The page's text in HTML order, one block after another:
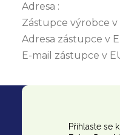
Adresa :
Zástupce výrobce v
Adresa zástupce v
E-mail zástupce v
Přihlaste se